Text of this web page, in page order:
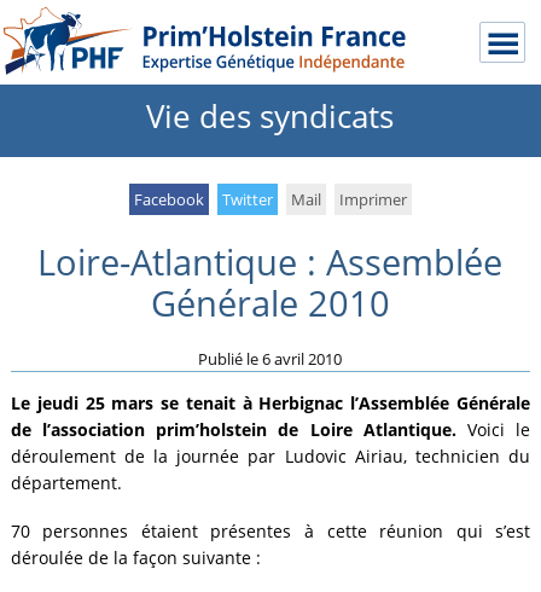
Vie des syndicats
Facebook Twitter Mail Imprimer
Loire-Atlantique : Assemblée
Générale 2010
Publié le6 avril 2010
Le jeudi 25 mars se tenait à Herbignac l’Assemblée Générale
de l’association prim’holstein de Loire Atlantique.Voici le
déroulement de la journée par Ludovic Airiau, technicien du
département.
70 personnes étaient présentes à cette réunion qui s’est
déroulée de la façon suivante :